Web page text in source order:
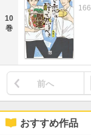
10
巻
前へ
おすすめ作品